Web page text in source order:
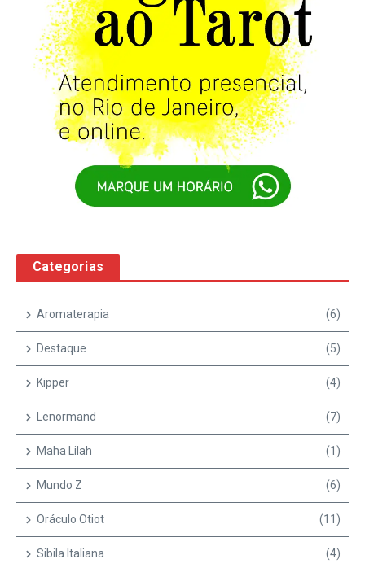
Categorias
Aromaterapia (6)
Destaque (5)
Kipper (4)
Lenormand (7)
Maha Lilah (1)
Mundo Z (6)
Oráculo Otiot (11)
Sibila Italiana (4)